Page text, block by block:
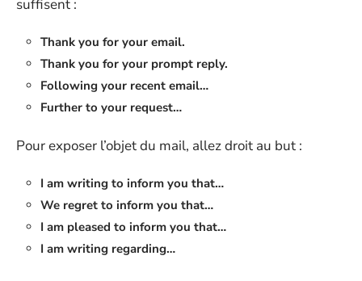
suffisent :
Thank you for your email.
Thank you for your prompt reply.
Following your recent email…
Further to your request…
Pour exposer l’objet du mail, allez droit au but :
I am writing to inform you that…
We regret to inform you that…
I am pleased to inform you that…
I am writing regarding…